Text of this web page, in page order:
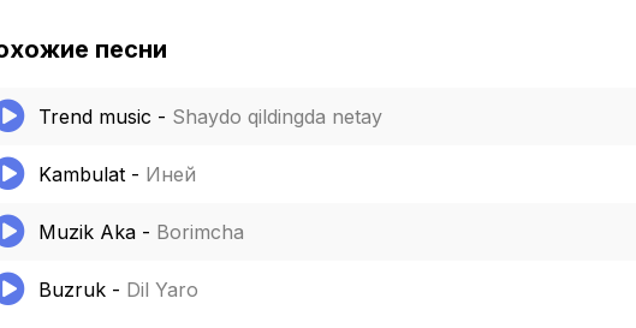
песни
Trend music - Shaydo qildingda netay
Kambulat - Иней
Muzik Aka - Borimcha
Buzruk - Dil Yaro